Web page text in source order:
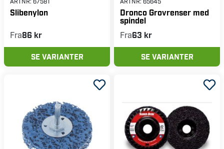
Slibenylon
Fra86 kr
SE VARIANTER
Dronco Grovrenser med
spindel
Fra63 kr
SE VARIANTER